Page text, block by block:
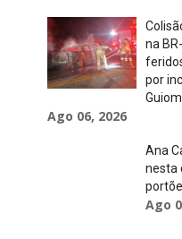
na
por
Ago 06, 2026
Ana
nesta
Ago